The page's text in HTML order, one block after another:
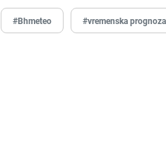
#Bhmeteo #vremenska prognoza